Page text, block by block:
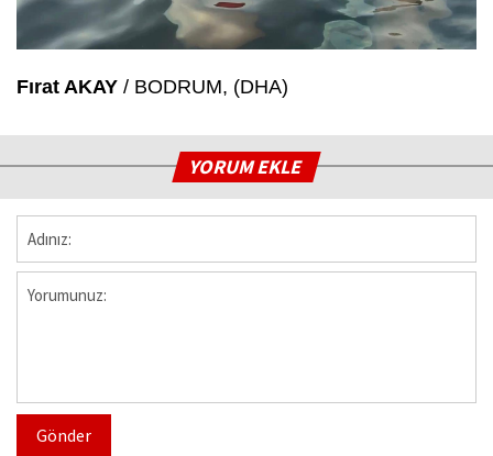
Fırat AKAY / BODRUM, (DHA)
YORUM EKLE
Gönder